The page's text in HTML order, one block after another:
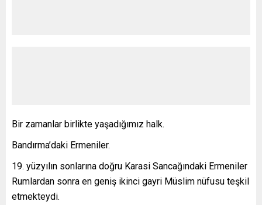
Bir zamanlar birlikte yaşadığımız halk.
Bandırma’daki Ermeniler.
yüzyılın sonlarına doğru Karasi Sancağındaki Ermeniler
Rumlardan sonra en geniş ikinci gayri Müslim nüfusu teşkil
etmekteydi.